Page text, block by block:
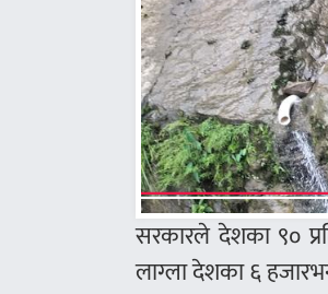
सरकारले देशका ९०
लाग्ला देशका ६